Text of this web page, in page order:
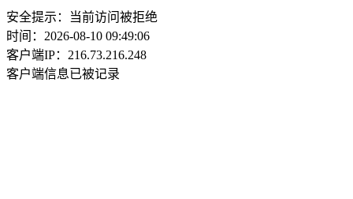
安全提示：当前访问被拒绝
时间：2026-08-10 09:49:06
客户端IP：216.73.216.248
客户端信息已被记录